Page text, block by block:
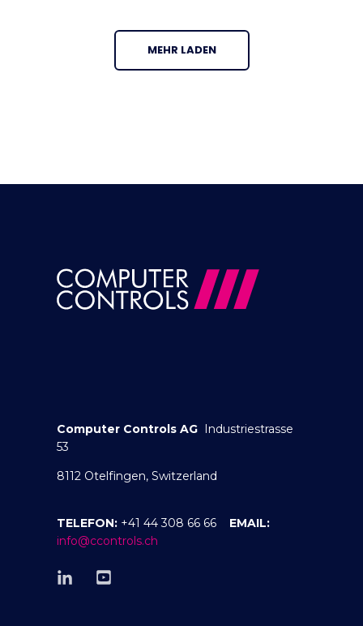
MEHR LADEN
Computer Controls AG Industriestrasse
53
8112 Otelfingen, Switzerland
TELEFON: +41 44 308 66 66 EMAIL:
info@ccontrols.ch